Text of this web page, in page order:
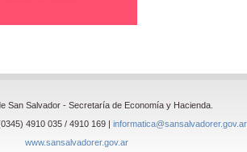
San Salvador - Secretaría de Economía y Hacienda.
4910 035 / 4910 169 | informatica@sansalvadorer.gov.ar
www.sansalvadorer.gov.ar